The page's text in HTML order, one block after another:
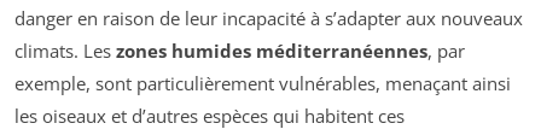
danger en raison de leur incapacité à s’adapter aux nouveaux
climats. Les zones humides méditerranéennes, par
exemple, sont particulièrement vulnérables, menaçant ainsi
les oiseaux et d’autres espèces qui habitent ces